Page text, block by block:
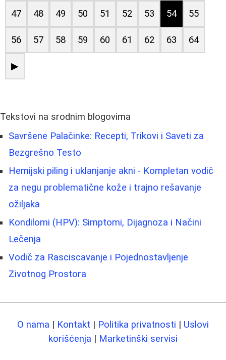
47 48 49 50 51 52 53 54 55
56 57 58 59 60 61 62 63 64
▶
Tekstovi na srodnim blogovima
Savršene Palačinke: Recepti, Trikovi i Saveti za
Bezgrešno Testo
Hemijski piling i uklanjanje akni - Kompletan vodič
za negu problematične kože i trajno rešavanje
ožiljaka
Kondilomi (HPV): Simptomi, Dijagnoza i Načini
Lečenja
Vodič za Rasciscavanje i Pojednostavljenje
Zivotnog Prostora
O nama | Kontakt | Politika privatnosti | Uslovi
korišćenja | Marketinški servisi